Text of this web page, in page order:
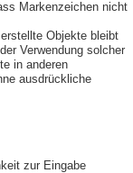
Markenzeichen nicht
Objekte bleibt
Verwendung solcher
in anderen
ausdrückliche
zur Eingabe